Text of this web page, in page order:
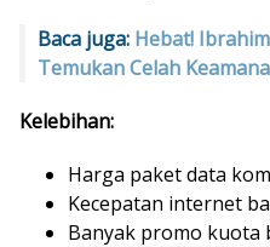
Baca juga: Hebat!
Temukan Celah
Kelebihan:
Harga paket data
Kecepatan internet
Banyak promo kuota